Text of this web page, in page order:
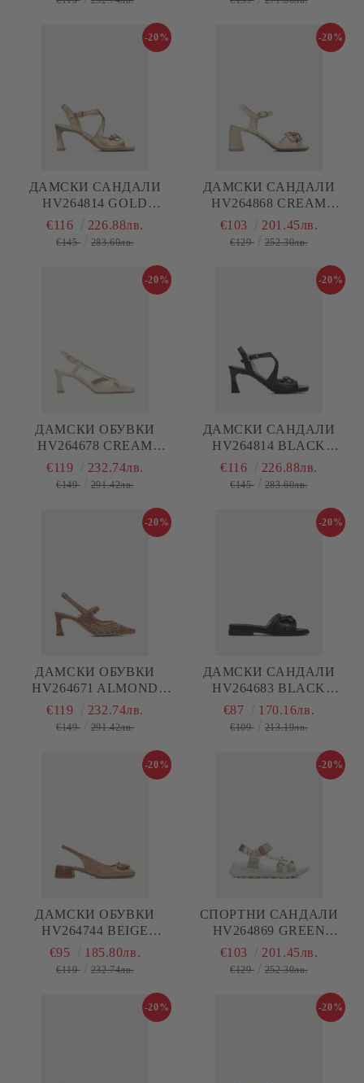
ДАМСКИ САНДАЛИ
HV264814 GOLD
HISPANITAS
-20%
€116 226.88лв.
€145 283.60лв.
ДАМСКИ САНДАЛИ
HV264868 CREAM
HISPANITAS
-20%
€103 201.45лв.
€129 252.30лв.
ДАМСКИ ОБУВКИ
HV264678 CREAM
HISPANITAS
-20%
€119 232.74лв.
€149 291.42лв.
ДАМСКИ САНДАЛИ
HV264814 BLACK
HISPANITAS
-20%
€116 226.88лв.
€145 283.60лв.
ДАМСКИ ОБУВКИ
HV264671 ALMOND
HISPANITAS
-20%
€119 232.74лв.
€149 291.42лв.
ДАМСКИ САНДАЛИ
HV264683 BLACK
HISPANITAS
-20%
€87 170.16лв.
€109 213.19лв.
ДАМСКИ ОБУВКИ
HV264744 BEIGE
HISPANITAS
-20%
€95 185.80лв.
€119 232.74лв.
СПОРТНИ САНДАЛИ
HV264869 GREEN
HISPANITAS
-20%
€103 201.45лв.
€129 252.30лв.
-20% -20%